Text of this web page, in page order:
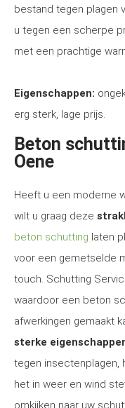
bestand tegen plagen
u tegen een scherpe
met een prachtige
Eigenschappen:
erg sterk, lage prijs.
Beton
Oene
Heeft u een moderne
wilt u graag deze
beton schutting laten
voor een gemetselde
touch. Schutting
waardoor een beton
afwerkingen gemaakt
sterke
tegen insectenplagen,
het in weer en wind
omkijken naar uw